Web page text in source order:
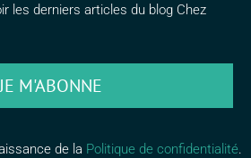
les derniers articles du blog Chez
M'ABONNE
de la Politique de confidentialité.